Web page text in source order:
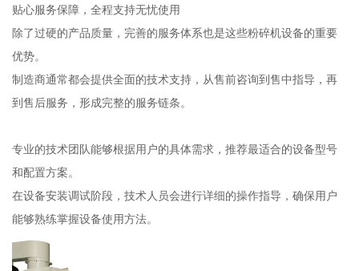
贴心服务保障，全程支持无忧使用
除了过硬的产品质量，完善的服务体系也是这些粉碎机设备的重要
优势。
制造商通常都会提供全面的技术支持，从售前咨询到售中指导，再
到售后服务，形成完整的服务链条。
专业的技术团队能够根据用户的具体需求，推荐最适合的设备型号
和配置方案。
在设备安装调试阶段，技术人员会进行详细的操作指导，确保用户
能够熟练掌握设备使用方法。